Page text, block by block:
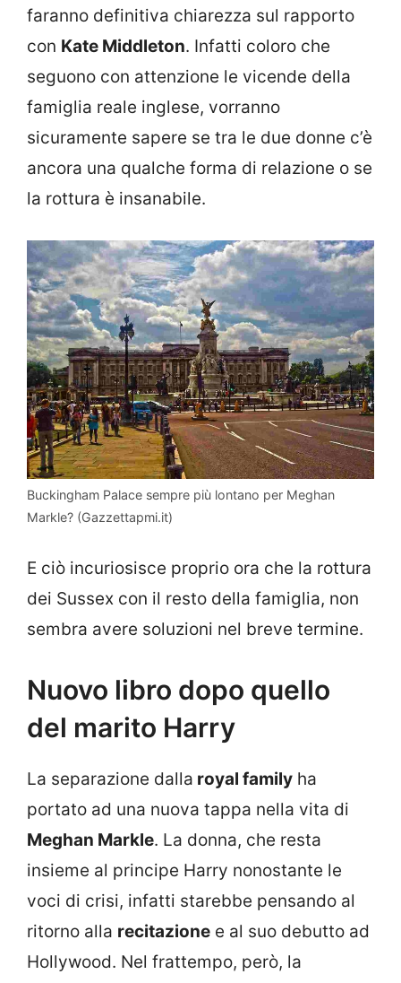
faranno definitiva chiarezza sul rapporto
con Kate Middleton. Infatti coloro che
seguono con attenzione le vicende della
famiglia reale inglese, vorranno
sicuramente sapere se tra le due donne c’è
ancora una qualche forma di relazione o se
la rottura è insanabile.
Buckingham Palace sempre più lontano per Meghan
Markle? (Gazzettapmi.it)
E ciò incuriosisce proprio ora che la rottura
dei Sussex con il resto della famiglia, non
sembra avere soluzioni nel breve termine.
Nuovo libro dopo quello
del marito Harry
La separazione dalla royal family ha
portato ad una nuova tappa nella vita di
Meghan Markle. La donna, che resta
insieme al principe Harry nonostante le
voci di crisi, infatti starebbe pensando al
ritorno alla recitazione e al suo debutto ad
Hollywood. Nel frattempo, però, la